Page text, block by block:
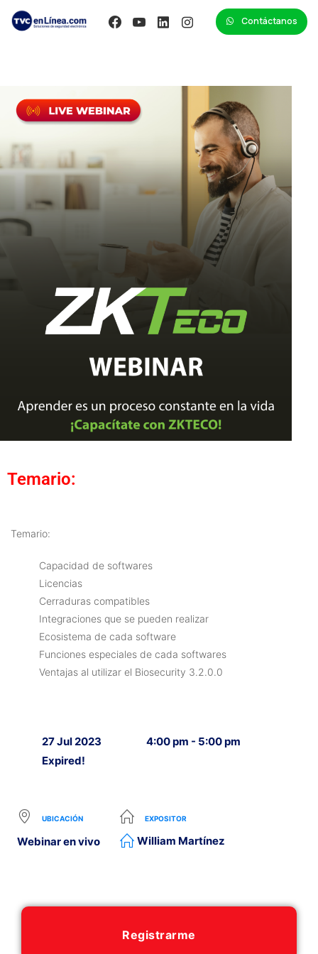
Contáctanos
Temario:
Temario:
Capacidad de softwares
Licencias
Cerraduras compatibles
Integraciones que se pueden realizar
Ecosistema de cada software
Funciones especiales de cada softwares
Ventajas al utilizar el Biosecurity 3.2.0.0
27 Jul 2023
Expired!
4:00 pm - 5:00 pm
UBICACIÓN
Webinar en vivo
EXPOSITOR
William Martínez
Registrarme